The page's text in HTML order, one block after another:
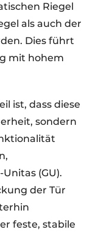
Riegel
als auch der
Dies führt
mit hohem
ist, dass diese
sondern
(GU).
der Tür
feste, stabile